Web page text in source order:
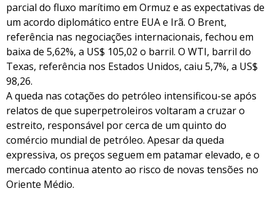
parcial do fluxo marítimo em Ormuz e as expectativas de
um acordo diplomático entre EUA e Irã. O Brent,
referência nas negociações internacionais, fechou em
baixa de 5,62%, a US$ 105,02 o barril. O WTI, barril do
Texas, referência nos Estados Unidos, caiu 5,7%, a US$
98,26.
A queda nas cotações do petróleo intensificou-se após
relatos de que superpetroleiros voltaram a cruzar o
estreito, responsável por cerca de um quinto do
comércio mundial de petróleo. Apesar da queda
expressiva, os preços seguem em patamar elevado, e o
mercado continua atento ao risco de novas tensões no
Oriente Médio.